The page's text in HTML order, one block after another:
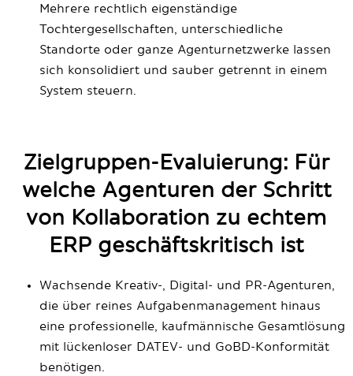
Mehrere rechtlich eigenständige
Tochtergesellschaften, unterschiedliche
Standorte oder ganze Agenturnetzwerke lassen
sich konsolidiert und sauber getrennt in einem
System steuern.
Zielgruppen-Evaluierung: Für
welche Agenturen der Schritt
von Kollaboration zu echtem
ERP geschäftskritisch ist
Wachsende Kreativ-, Digital- und PR-Agenturen,
die über reines Aufgabenmanagement hinaus
eine professionelle, kaufmännische Gesamtlösung
mit lückenloser DATEV- und GoBD-Konformität
benötigen.